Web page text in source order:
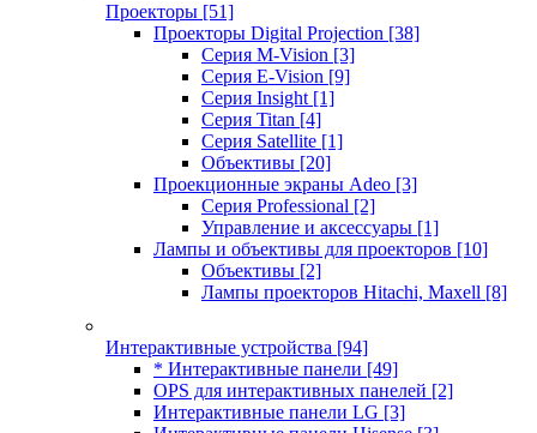
Проекторы [51]
Проекторы Digital Projection [38]
Серия M-Vision [3]
Серия E-Vision [9]
Серия Insight [1]
Серия Titan [4]
Серия Satellite [1]
Объективы [20]
Проекционные экраны Adeo [3]
Серия Professional [2]
Управление и аксессуары [1]
Лампы и объективы для проекторов [10]
Объективы [2]
Лампы проекторов Hitachi, Maxell [8]
Интерактивные устройства [94]
* Интерактивные панели [49]
OPS для интерактивных панелей [2]
Интерактивные панели LG [3]